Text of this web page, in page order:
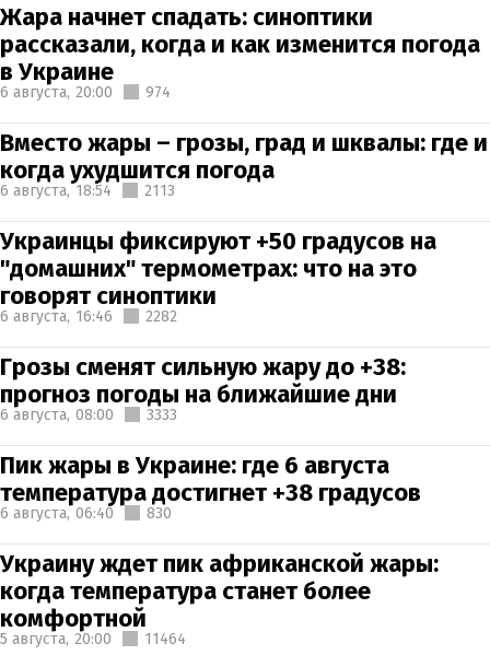
Жара начнет спадать: синоптики
рассказали, когда и как изменится погода
в Украине
6 августа, 20:00 974
Вместо жары – грозы, град и шквалы: где и
когда ухудшится погода
6 августа, 18:54 2113
Украинцы фиксируют +50 градусов на
"домашних" термометрах: что на это
говорят синоптики
6 августа, 16:46 2282
Грозы сменят сильную жару до +38:
прогноз погоды на ближайшие дни
6 августа, 08:00 3333
Пик жары в Украине: где 6 августа
температура достигнет +38 градусов
6 августа, 06:40 830
Украину ждет пик африканской жары:
когда температура станет более
комфортной
5 августа, 20:00 11464